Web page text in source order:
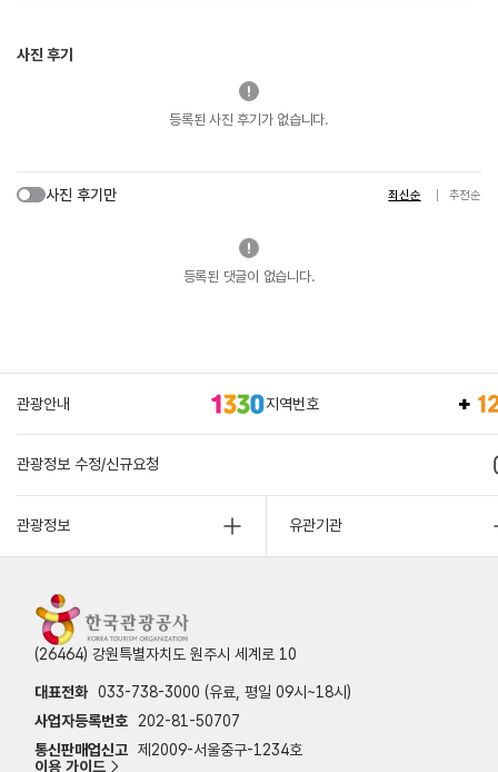
사진 후기
등록된 사진 후기가 없습니다.
사진 후기만 최신순 추천순
등록된 댓글이 없습니다.
관광안내 지역번호
관광정보 수정/신규요청
관광정보 유관기관
(26464) 강원특별자치도 원주시 세계로 10
대표전화 033-738-3000 (유료, 평일 09시~18시)
사업자등록번호
202-81-50707
통신판매업신고 제2009-서울중구-1234호
이용 가이드